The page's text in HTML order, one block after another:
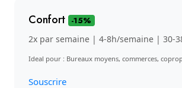
Confort -15%
2x par semaine | 4-8h/semaine | 30-
Ideal pour : Bureaux moyens, commerces,
Souscrire